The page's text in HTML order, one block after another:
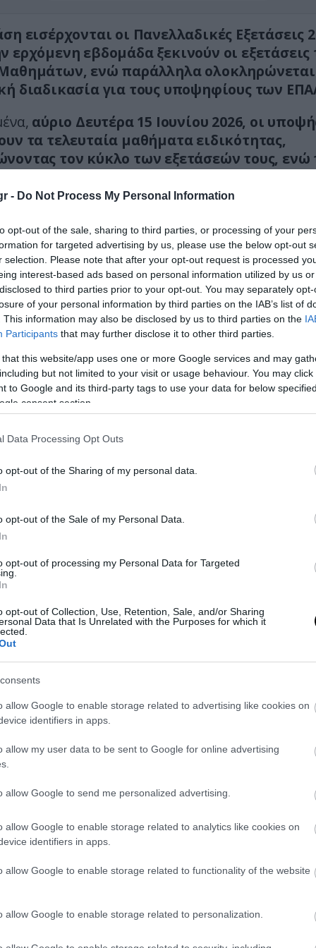
- Do Not Process My Personal Information
opt-out of the sale, sharing to third parties, or processing of your
for targeted advertising by us, please use the below opt-out
selection. Please note that after your opt-out request is processed
interest-based ads based on personal information utilized by us
to third parties prior to your opt-out. You may separately
of your personal information by third parties on the IAB’s list of
This information may also be disclosed by us to third parties on the
Participants that may further disclose it to other third parties.
that this website/app uses one or more Google services and may
but not limited to your visit or usage behaviour. You may
to Google and its third-party tags to use your data for below
consent section.
Data Processing Opt Outs
opt-out of the Sharing of my personal data.
opt-out of the Sale of my Personal Data.
opt-out of processing my Personal Data for Targeted
opt-out of Collection, Use, Retention, Sale, and/or Sharing
Data that Is Unrelated with the Purposes for which it
allow Google to enable storage related to advertising like cookies on
identifiers in apps.
allow my user data to be sent to Google for online advertising
allow Google to send me personalized advertising.
allow Google to enable storage related to analytics like cookies on
identifiers in apps.
allow Google to enable storage related to functionality of the website
allow Google to enable storage related to personalization.
εισέρχονται οι Πανελλαδικές Εξετάσεις
ερχόμενη εβδομάδα ξεκινούν οι εξετάσεις
ενώ παράλληλα
διαδικασία για τους υποψηφίους των
αύριο Δευτέρα 15 Ιουνίου 2026, οι
τα τελευταία μαθήματα ειδικότητας,
τον κύκλο των εξετάσεών τους, ενώ
λήξη της σχολικής χρονιάς για δημοτικά
16 Ιουνίου 2026 ξεκινούν οι εξετάσεις
Μαθημάτων για τους υποψηφίους ΓΕΛ και
σχετικό μάθημα για την εισαγωγή σε
σχολές και τμήματα.
θα διαρκέσει έως και τις 25 Ιουνίου, ενώ
έως τις 26 Ιουνίου θα διεξάγονται οι
και οι πρακτικές δοκιμασίες για τα ΤΕΦΑΑ.
ξεκινούν με τα Αγγλικά (16/6),
τα μαθήματα Μουσικής Αντίληψης, Θεωρίας
(20/6), Μουσικής Εκτέλεσης και Ερμηνείας (22/6),
ολοκληρώνεται με Γαλλικά (23/6), Ιταλικά (24/
6).
προσοχή απαιτείται για την έγκαιρη
καθώς για τα περισσότερα μαθήματα η ώρα
έχει οριστεί έως τις 08:00, ενώ για τα Αγγλικά
έως τις 09:30. Η διάρκεια των
με τις ξένες γλώσσες να διαρκούν τρεις
έξι ώρες.
αύριο Δευτέρα ολοκληρώνεται και η
ΕΠΑΛ, γυμνάσια, δημοτικά και
την έναρξη της θερινής περιόδου
των Πανελλαδικών αναμένεται να
προς τα τέλη Ιουνίου, συνοδευόμενες
στατιστικά στοιχεία, τα οποία θα δώσουν
για την πορεία των βάσεων εισαγωγής.
στο πρώτο δεκαπενθήμερο του Ιουλίου, ενώ οι
αναμένονται έως το τέλος του μήνα.